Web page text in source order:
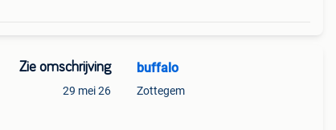
Zie omschrijving
29 mei 26
buffalo
Zottegem